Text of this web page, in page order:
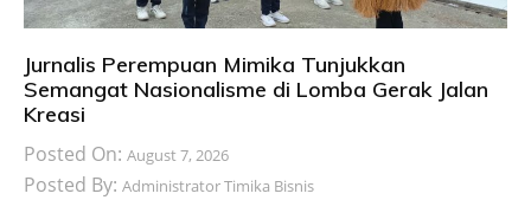
Jurnalis Perempuan Mimika Tunjukkan
Semangat Nasionalisme di Lomba Gerak Jalan
Kreasi
Posted On: August 7, 2026
Posted By: Administrator Timika Bisnis